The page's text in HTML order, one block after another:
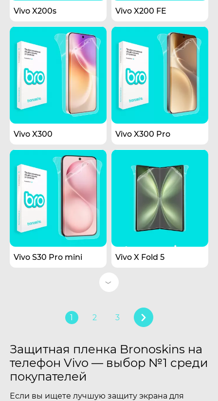
Vivo X200s Vivo X200 FE
Vivo X300 Vivo X300 Pro
Vivo S30 Pro mini Vivo X Fold 5
1 2 3
Защитная пленка Bronoskins на
телефон Vivo — выбор №1 среди
покупателей
Если вы ищете лучшую защиту экрана для